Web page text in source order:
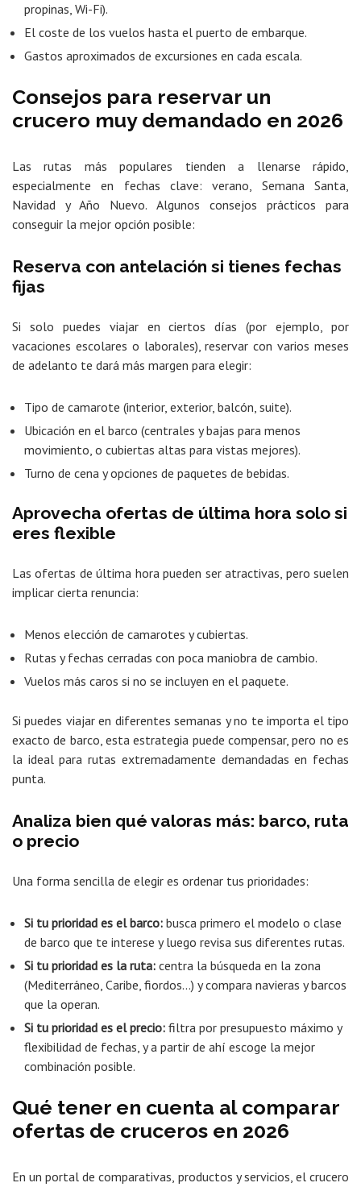
propinas, Wi-Fi).
El coste de los vuelos hasta el puerto de embarque.
Gastos aproximados de excursiones en cada escala.
Consejos para reservar un
crucero muy demandado en 2026
Las rutas más populares tienden a llenarse rápido,
especialmente en fechas clave: verano, Semana Santa,
Navidad y Año Nuevo. Algunos consejos prácticos para
conseguir la mejor opción posible:
Reserva con antelación si tienes fechas
fijas
Si solo puedes viajar en ciertos días (por ejemplo, por
vacaciones escolares o laborales), reservar con varios meses
de adelanto te dará más margen para elegir:
Tipo de camarote (interior, exterior, balcón, suite).
Ubicación en el barco (centrales y bajas para menos
movimiento, o cubiertas altas para vistas mejores).
Turno de cena y opciones de paquetes de bebidas.
Aprovecha ofertas de última hora solo si
eres flexible
Las ofertas de última hora pueden ser atractivas, pero suelen
implicar cierta renuncia:
Menos elección de camarotes y cubiertas.
Rutas y fechas cerradas con poca maniobra de cambio.
Vuelos más caros si no se incluyen en el paquete.
Si puedes viajar en diferentes semanas y no te importa el tipo
exacto de barco, esta estrategia puede compensar, pero no es
la ideal para rutas extremadamente demandadas en fechas
punta.
Analiza bien qué valoras más: barco, ruta
o precio
Una forma sencilla de elegir es ordenar tus prioridades:
Si tu prioridad es el barco: busca primero el modelo o clase
de barco que te interese y luego revisa sus diferentes rutas.
Si tu prioridad es la ruta: centra la búsqueda en la zona
(Mediterráneo, Caribe, fiordos…) y compara navieras y barcos
que la operan.
Si tu prioridad es el precio: filtra por presupuesto máximo y
flexibilidad de fechas, y a partir de ahí escoge la mejor
combinación posible.
Qué tener en cuenta al comparar
ofertas de cruceros en 2026
En un portal de comparativas, productos y servicios, el crucero